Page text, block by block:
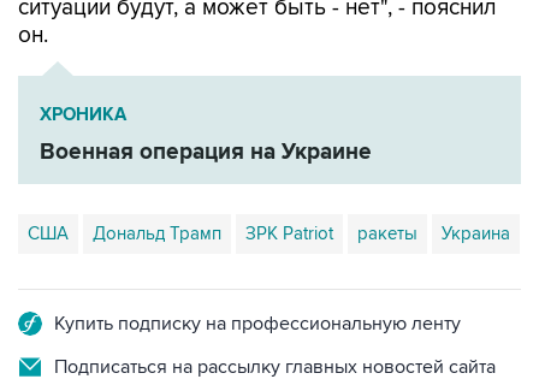
ХРОНИКА
Военная операция на Украине
США Дональд Трамп ЗРК Patriot ракеты Украина
Подписаться на рассылку главных новостей сайта
Получать оперативные новости в официальном